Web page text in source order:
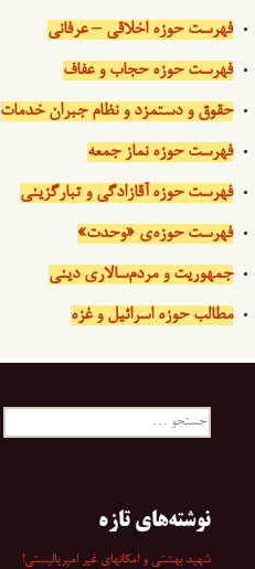
فهرست حوزه اخلاقی – عرفانی
فهرست حوزه حجاب و عفاف
حقوق و دستمزد و نظام جبران خدمات
فهرست حوزه نماز جمعه
فهرست حوزه آقازادگی و تبارگزینی
فهرست حوزه‌ی «وحدت»
جمهوریت و مردم‌سالاری دینی
مطالب حوزه اسرائیل و غزه
جستجو
نوشته‌های تازه
شهید بهشتی و امکانهای غیر امپریالیستی!